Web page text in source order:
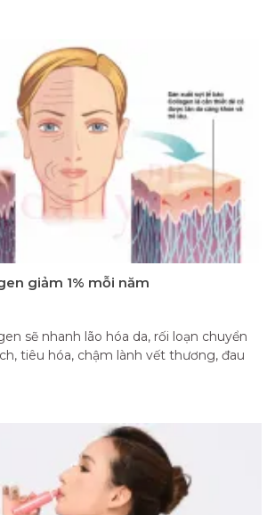
giảm 1% mỗi năm
sẽ nhanh lão hóa da, rối loạn chuyển
tiêu hóa, chậm lành vết thương, đau